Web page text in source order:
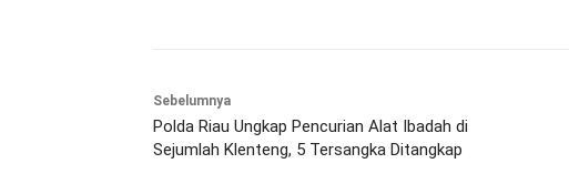
Sebelumnya
Polda Riau Ungkap Pencurian Alat Ibadah di
Sejumlah Klenteng, 5 Tersangka Ditangkap